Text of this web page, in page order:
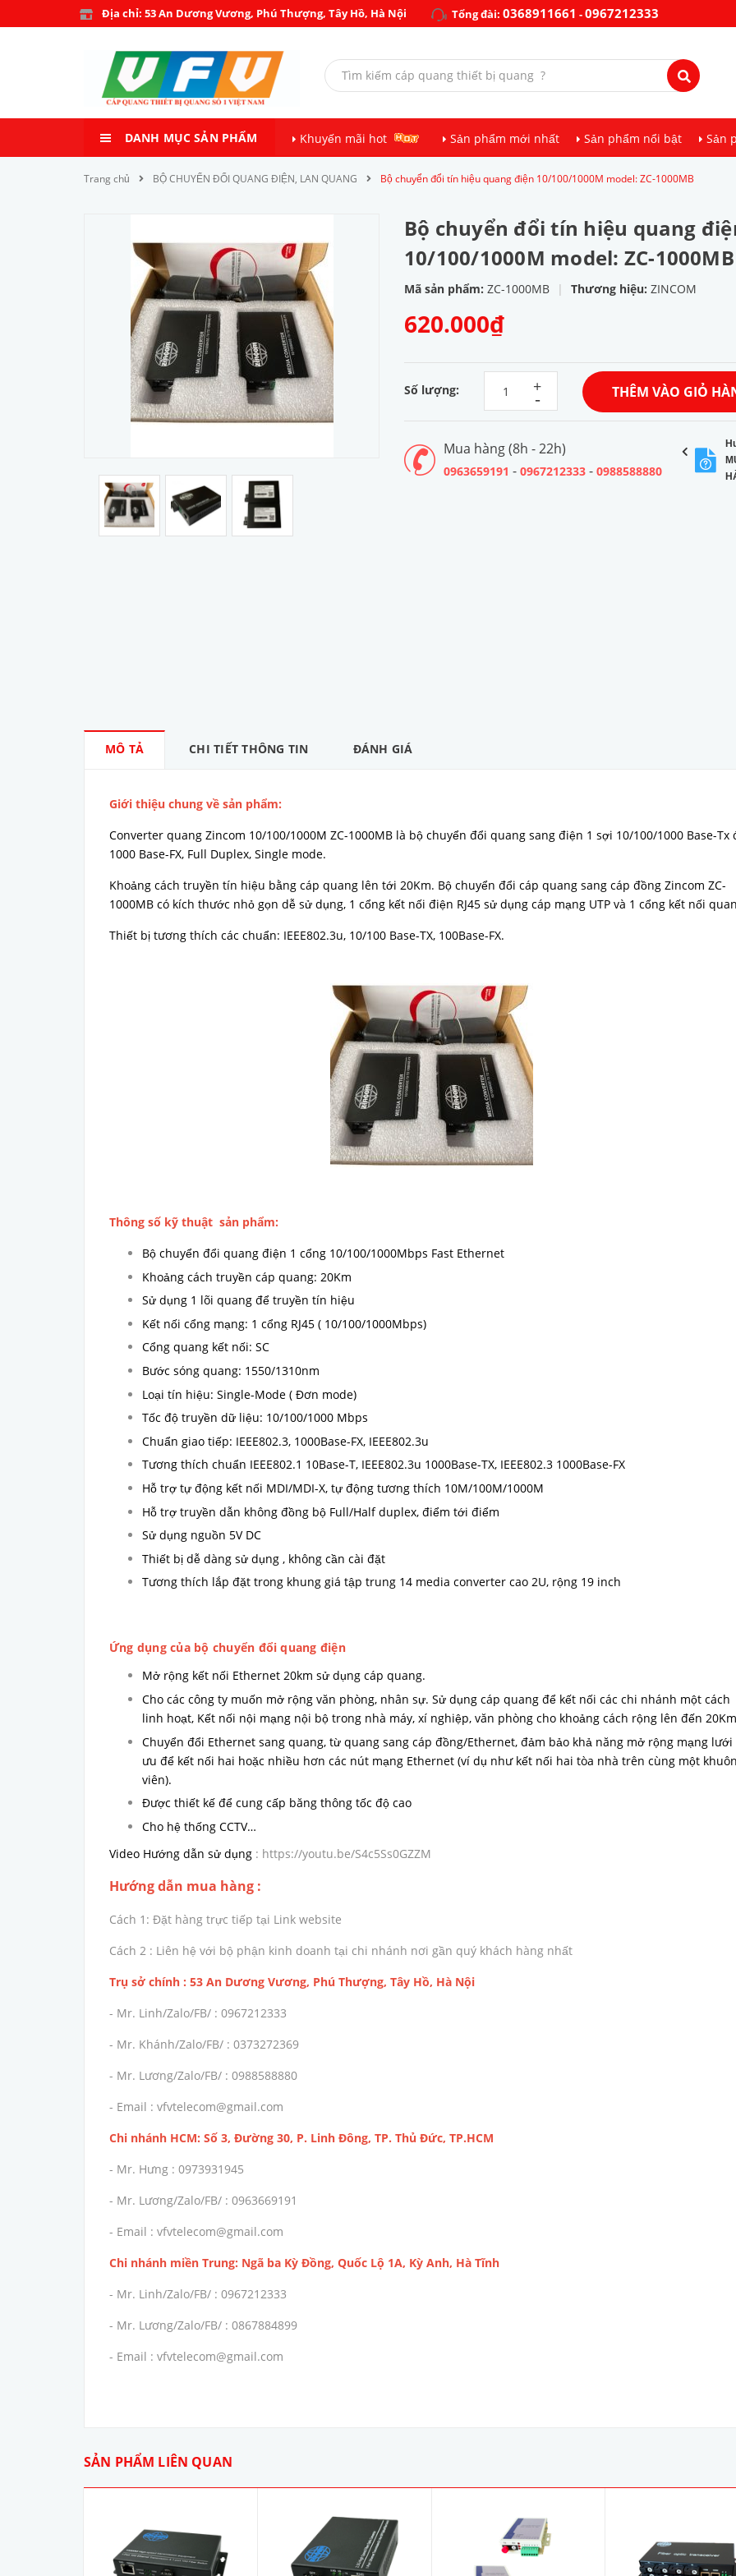
Địa chỉ: 53 An Dương Vương, Phú Thượng, Tây Hồ, Hà Nội Tổng đài: 0368911661 -0967212333
DANH MỤC SẢN PHẨM Khuyến mãi hot Sản phẩm mới nhất Sản phẩm nổi bật Sản
Trang chủ BỘ CHUYỂN ĐỔI QUANG ĐIỆN, LAN QUANG Bộ chuyển đổi tín hiệu quang điện 10/100/1000M model: ZC-1000MB
Bộ chuyển đổi tín hiệu quang
10/100/1000M model: ZC-1000MB
Mã sản phẩm: ZC-1000MB | Thương hiệu: ZINCOM
620.000₫
Số lượng: -
+ THÊM VÀO GIỎ
Mua hàng (8h - 22h)
0963659191 - 0967212333 - 0988588880
MÔ TẢ CHI TIẾT THÔNG TIN ĐÁNH GIÁ
Giới thiệu chung về sản phẩm:
Converter quang Zincom 10/100/1000M ZC-1000MB là bộ chuyển đổi quang sang điện 1 sợi 10/100/1000 Base-Tx
1000 Base-FX, Full Duplex, Single mode.
Khoảng cách truyền tín hiệu bằng cáp quang lên tới 20Km. Bộ chuyển đổi cáp quang sang cáp đồng Zincom ZC-
1000MB có kích thước nhỏ gọn dễ sử dụng, 1 cổng kết nối điện RJ45 sử dụng cáp mạng UTP và 1 cổng kết nối
Thiết bị tương thích các chuẩn: IEEE802.3u, 10/100 Base-TX, 100Base-FX.
Thông số kỹ thuật sản phẩm:
Bộ chuyển đổi quang điện 1 cổng 10/100/1000Mbps Fast Ethernet
Khoảng cách truyền cáp quang: 20Km
Sử dụng 1 lõi quang để truyền tín hiệu
Kết nối cổng mạng: 1 cổng RJ45 ( 10/100/1000Mbps)
Cổng quang kết nối: SC
Bước sóng quang: 1550/1310nm
Loại tín hiệu: Single-Mode ( Đơn mode)
Tốc độ truyền dữ liệu: 10/100/1000 Mbps
Chuẩn giao tiếp: IEEE802.3, 1000Base-FX, IEEE802.3u
Tương thích chuẩn IEEE802.1 10Base-T, IEEE802.3u 1000Base-TX, IEEE802.3 1000Base-FX
Hỗ trợ tự động kết nối MDI/MDI-X, tự động tương thích 10M/100M/1000M
Hỗ trợ truyền dẫn không đồng bộ Full/Half duplex, điểm tới điểm
Sử dụng nguồn 5V DC
Thiết bị dễ dàng sử dụng , không cần cài đặt
Tương thích lắp đặt trong khung giá tập trung 14 media converter cao 2U, rộng 19 inch
Ứng dụng của bộ chuyển đổi quang điện
Mở rộng kết nối Ethernet 20km sử dụng cáp quang.
Cho các công ty muốn mở rộng văn phòng, nhân sự. Sử dụng cáp quang để kết nối các chi nhánh một cách
linh hoạt, Kết nối nội mạng nội bộ trong nhà máy, xí nghiệp, văn phòng cho khoảng cách rộng lên đến 20Km
Chuyển đổi Ethernet sang quang, từ quang sang cáp đồng/Ethernet, đảm bảo khả năng mở rộng mạng lưới
ưu để kết nối hai hoặc nhiều hơn các nút mạng Ethernet (ví dụ như kết nối hai tòa nhà trên cùng một khuôn
viên).
Được thiết kế để cung cấp băng thông tốc độ cao
Cho hệ thống CCTV…
Video Hướng dẫn sử dụng : https://youtu.be/S4c5Ss0GZZM
Hướng dẫn mua hàng :
Cách 1: Đặt hàng trực tiếp tại Link website
Cách 2 : Liên hệ với bộ phận kinh doanh tại chi nhánh nơi gần quý khách hàng nhất
Trụ sở chính : 53 An Dương Vương, Phú Thượng, Tây Hồ, Hà Nội
- Mr. Linh/Zalo/FB/ : 0967212333
- Mr. Khánh/Zalo/FB/ : 0373272369
- Mr. Lương/Zalo/FB/ : 0988588880
- Email : vfvtelecom@gmail.com
Chi nhánh HCM: Số 3, Đường 30, P. Linh Đông, TP. Thủ Đức, TP.HCM
- Mr. Hưng : 0973931945
- Mr. Lương/Zalo/FB/ : 0963669191
- Email : vfvtelecom@gmail.com
Chi nhánh miền Trung: Ngã ba Kỳ Đồng, Quốc Lộ 1A, Kỳ Anh, Hà Tĩnh
- Mr. Linh/Zalo/FB/ : 0967212333
- Mr. Lương/Zalo/FB/ : 0867884899
- Email : vfvtelecom@gmail.com
SẢN PHẨM LIÊN QUAN